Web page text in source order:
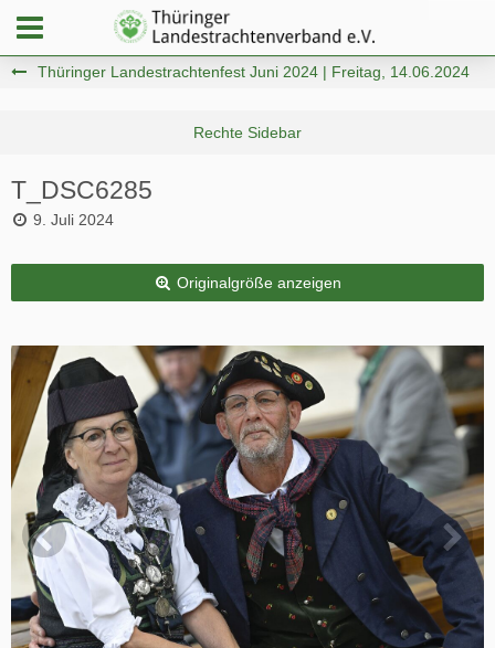
Thüringer Landestrachtenfest Juni 2024 | Freitag, 14.06.2024
T_DSC6285
9. Juli 2024
Originalgröße anzeigen